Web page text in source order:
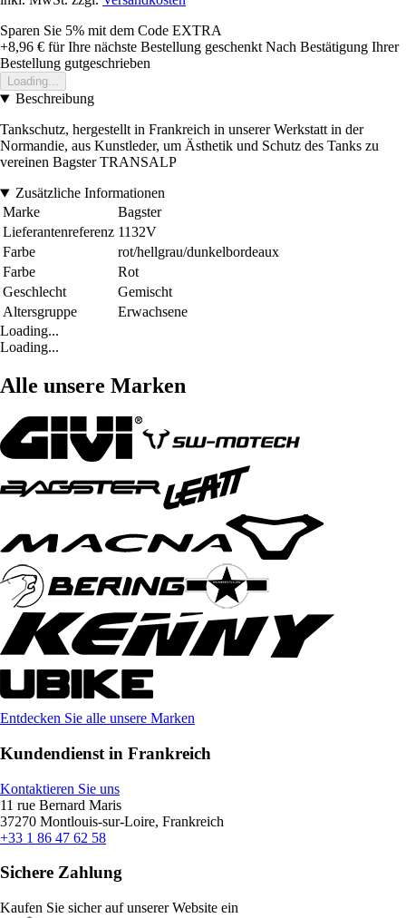
Sparen Sie 5% mit dem Code EXTRA
+8,96 € für Ihre nächste Bestellung geschenkt Nach Bestätigung Ihrer
Bestellung gutgeschrieben
Loading...
Beschreibung
Tankschutz, hergestellt in Frankreich in unserer Werkstatt in der
Normandie, aus Kunstleder, um Ästhetik und Schutz des Tanks zu
vereinen Bagster TRANSALP
Zusätzliche Informationen
Marke
Bagster
Lieferantenreferenz 1132V
Farbe
rot/hellgrau/dunkelbordeaux
Farbe
Rot
Geschlecht
Gemischt
Altersgruppe
Erwachsene
Loading...
Loading...
Alle unsere Marken
Entdecken Sie alle unsere Marken
Kundendienst in Frankreich
Kontaktieren Sie uns
11 rue Bernard Maris
37270 Montlouis-sur-Loire, Frankreich
+33 1 86 47 62 58
Sichere Zahlung
Kaufen Sie sicher auf unserer Website ein